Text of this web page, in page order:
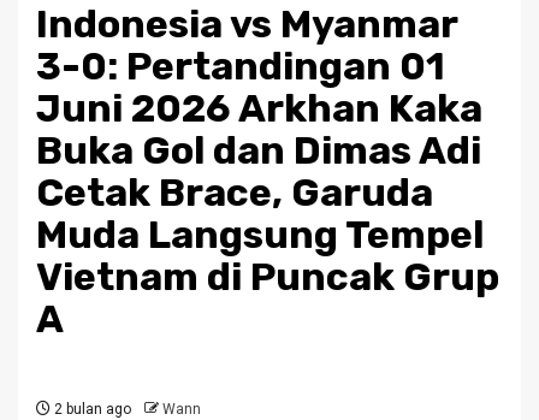
Indonesia vs Myanmar
3-0: Pertandingan 01
Juni 2026 Arkhan Kaka
Buka Gol dan Dimas Adi
Cetak Brace, Garuda
Muda Langsung Tempel
Vietnam di Puncak Grup
A
2 bulan ago Wann